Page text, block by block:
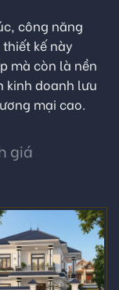
công năng
kế này
mà còn là nền
kinh doanh lưu
mại cao.
giá